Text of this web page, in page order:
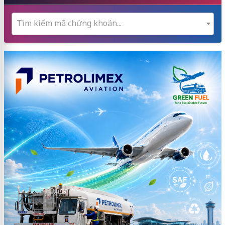
Tìm kiếm mã chứng khoán...